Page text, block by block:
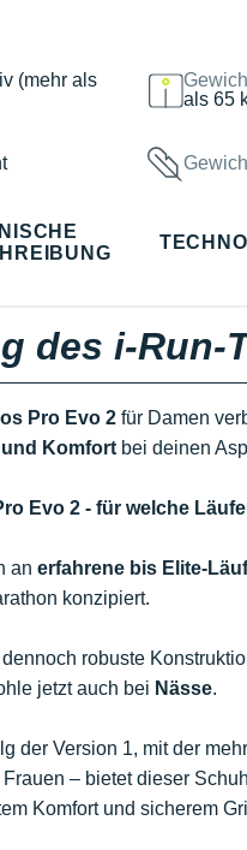
(mehr als
als 65
des i-Run-
Pro Evo 2 für Damen
Komfort bei deinen
Evo 2 - für welche
an erfahrene bis Elite-
konzipiert.
dennoch robuste
jetzt auch bei Nässe.
der Version 1, mit der
– bietet dieser
Komfort und sicherem